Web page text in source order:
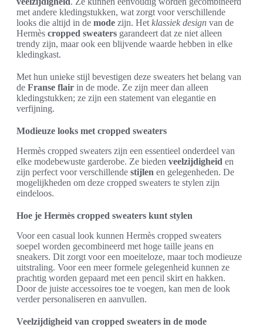
met andere kledingstukken, wat zorgt voor verschillende
looks die altijd in de mode zijn. Het klassiek design van de
Hermès cropped sweaters garandeert dat ze niet alleen
trendy zijn, maar ook een blijvende waarde hebben in elke
kledingkast.
Met hun unieke stijl bevestigen deze sweaters het belang van
de Franse flair in de mode. Ze zijn meer dan alleen
kledingstukken; ze zijn een statement van elegantie en
verfijning.
Modieuze looks met cropped sweaters
Hermès cropped sweaters zijn een essentieel onderdeel van
elke modebewuste garderobe. Ze bieden veelzijdigheid en
zijn perfect voor verschillende stijlen en gelegenheden. De
mogelijkheden om deze cropped sweaters te stylen zijn
eindeloos.
Hoe je Hermès cropped sweaters kunt stylen
Voor een casual look kunnen Hermès cropped sweaters
soepel worden gecombineerd met hoge taille jeans en
sneakers. Dit zorgt voor een moeiteloze, maar toch modieuze
uitstraling. Voor een meer formele gelegenheid kunnen ze
prachtig worden gepaard met een pencil skirt en hakken.
Door de juiste accessoires toe te voegen, kan men de look
verder personaliseren en aanvullen.
Veelzijdigheid van cropped sweaters in de mode